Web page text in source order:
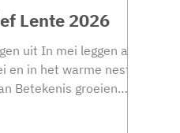
Lente 2026
uit In mei leggen alle
en in het warme nest
Betekenis groeien